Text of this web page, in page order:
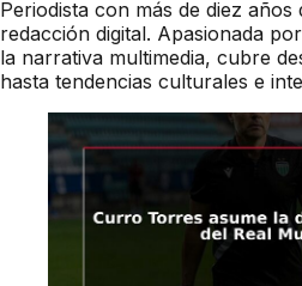
Periodista con más de diez años
redacción digital. Apasionada
la narrativa multimedia, cubre
hasta tendencias culturales e